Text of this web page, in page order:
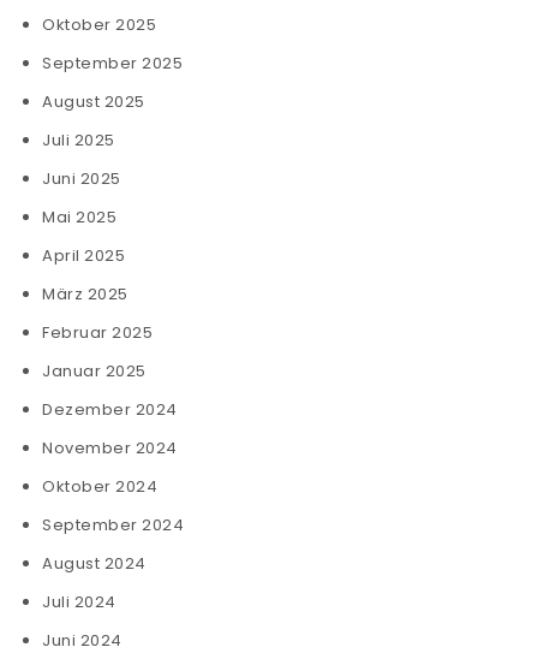
Oktober 2025
September 2025
August 2025
Juli 2025
Juni 2025
Mai 2025
April 2025
März 2025
Februar 2025
Januar 2025
Dezember 2024
November 2024
Oktober 2024
September 2024
August 2024
Juli 2024
Juni 2024